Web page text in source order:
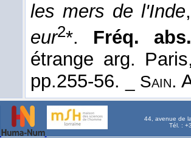
les mers de l'Inde
eur2*. Fréq.
étrange arg.
pp.255-56.
_ Sain.
44, avenue de
Tél. :